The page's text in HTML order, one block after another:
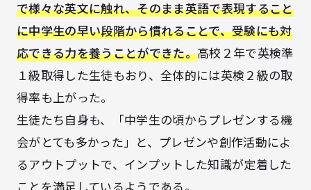
で様々な英文に触れ、そのまま英語で表現すること
に中学生の早い段階から慣れることで、受験にも対
応できる力を養うことができた。高校２年で英検準
１級取得した生徒もおり、全体的には英検２級の取
得率も上がった。
生徒たち自身も、「中学生の頃からプレゼンする機
会がとても多かった」と、プレゼンや創作活動によ
るアウトプットで、インプットした知識が定着した
ことを満足しているようである。